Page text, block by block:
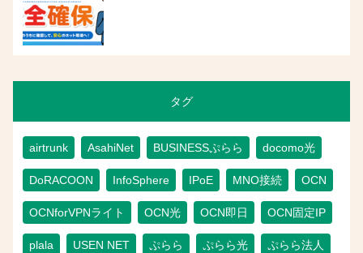
タグ
airtrunk AsahiNet BUSINESSぷらら docomo光
DoRACOON InfoSphere IPoE MNO接続 OCN
OCNforVPNライト OCN光 OCN即日 OCN固定IP
plala USEN NET ぷらら ぷらら光 ぷらら法人